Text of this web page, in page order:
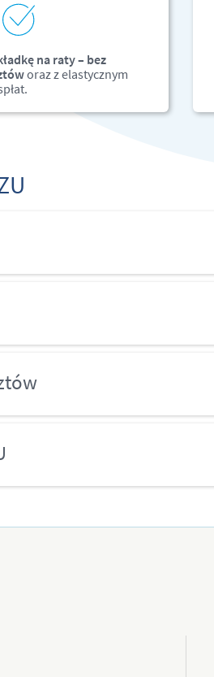
na raty– bez
oraz z elastycznym